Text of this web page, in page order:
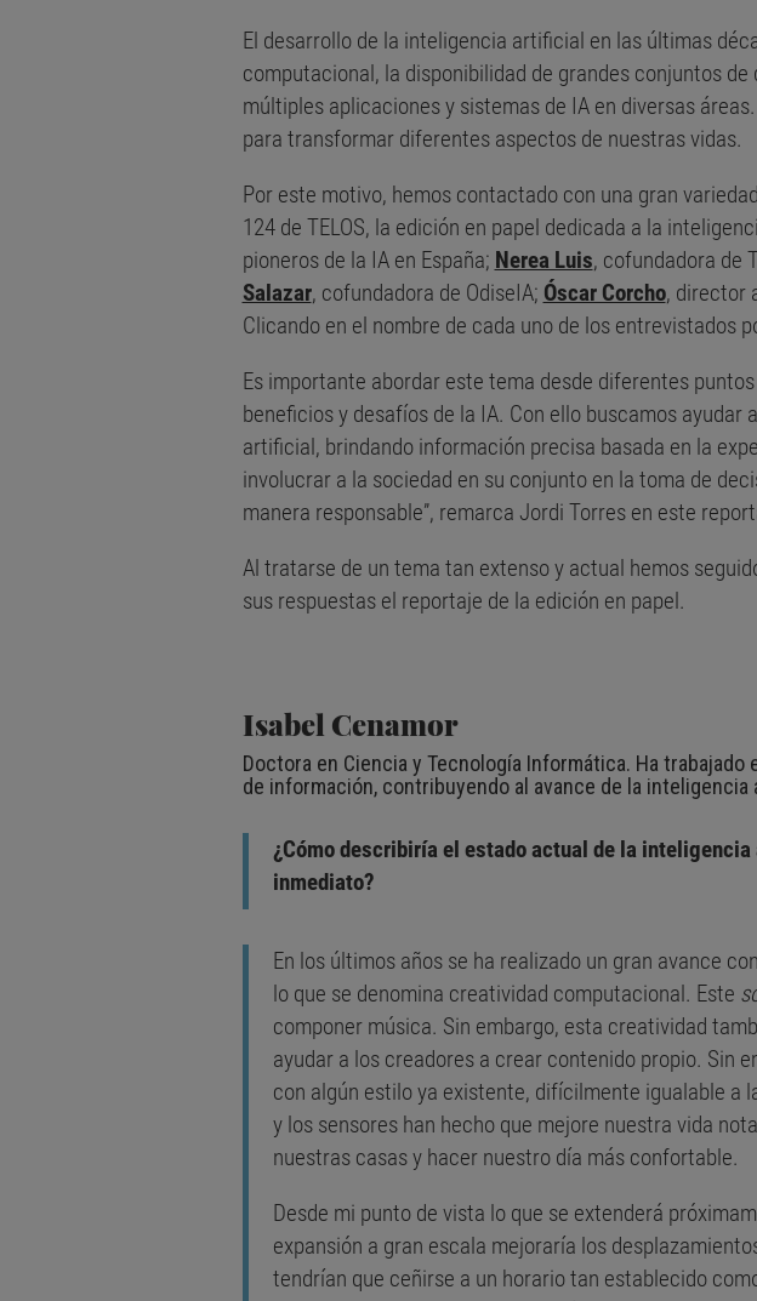
El desarrollo de la inteligencia artificial en las últimas
computacional, la disponibilidad de grandes conjuntos
múltiples aplicaciones y sistemas de IA en diversas
para transformar diferentes aspectos de nuestras vidas.
Por este motivo, hemos contactado con una gran
124 de TELOS, la edición en papel dedicada a la
pioneros de la IA en España; Nerea Luis, cofundadora de
Salazar, cofundadora de OdiseIA; Óscar Corcho, director
Clicando en el nombre de cada uno de los entrevistados
Es importante abordar este tema desde diferentes
beneficios y desafíos de la IA. Con ello buscamos
artificial, brindando información precisa basada en la
involucrar a la sociedad en su conjunto en la toma de
manera responsable”, remarca Jordi Torres en este
Al tratarse de un tema tan extenso y actual hemos
sus respuestas el reportaje de la edición en papel.
Isabel Cenamor
Doctora en Ciencia y Tecnología Informática. Ha
de información, contribuyendo al avance de la
¿Cómo describiría el estado actual de la
inmediato?
En los últimos años se ha realizado un gran avance
lo que se denomina creatividad computacional. Este
componer música. Sin embargo, esta creatividad
ayudar a los creadores a crear contenido propio. Sin
con algún estilo ya existente, difícilmente igualable a
y los sensores han hecho que mejore nuestra vida
nuestras casas y hacer nuestro día más confortable.
Desde mi punto de vista lo que se extenderá
expansión a gran escala mejoraría los
tendrían que ceñirse a un horario tan establecido